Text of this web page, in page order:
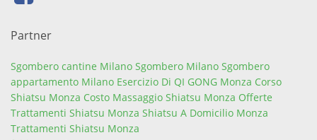
Partner
Sgombero cantine Milano Sgombero Milano Sgombero
appartamento Milano Esercizio Di QI GONG Monza Corso
Shiatsu Monza Costo Massaggio Shiatsu Monza Offerte
Trattamenti Shiatsu Monza Shiatsu A Domicilio Monza
Trattamenti Shiatsu Monza